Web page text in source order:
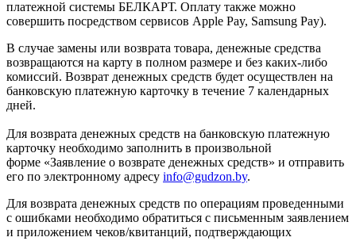
платежной системы БЕЛКАРТ. Оплату также можно
совершить посредством сервисов Apple Pay, Samsung Pay).
В случае замены или возврата товара, денежные средства
возвращаются на карту в полном размере и без каких-либо
комиссий. Возврат денежных средств будет осуществлен на
банковскую платежную карточку в течение 7 календарных
дней.
Для возврата денежных средств на банковскую платежную
карточку необходимо заполнить в произвольной
форме «Заявление о возврате денежных средств» и отправить
его по электронному адресу info@gudzon.by.
Для возврата денежных средств по операциям проведенными
с ошибками необходимо обратиться с письменным заявлением
и приложением чеков/квитанций, подтверждающих